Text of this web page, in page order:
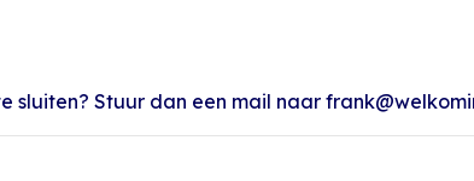
sluiten? Stuur dan een mail naar